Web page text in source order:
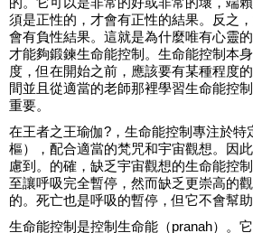
須是正性的，才會有正性的結果。反之
會有負性結果。這就是為什麼唯有心靈
才能夠鍛鍊生命能控制。生命能控制本
度，但在開始之前，應該要有某種程度
間並且從適當的老師那裡學習生命能控
重要。
在王者之王瑜伽?，生命能控制專注於特
樞），配合適當的梵咒和宇宙觀想。因
慮到。的確，缺乏宇宙觀想的生命能控
至讓呼吸完全暫停，然而缺乏更崇高的
的。死亡也是呼吸的暫停，但它不會幫助
生命能控制是控制生命能（pranah）。